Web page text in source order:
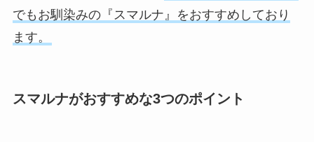
でもお馴染みの『スマルナ』をおすすめしており
ます。
スマルナがおすすめな3つのポイント